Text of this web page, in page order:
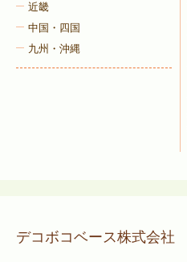
近畿
中国・四国
九州・沖縄
デコボコベース株式会社